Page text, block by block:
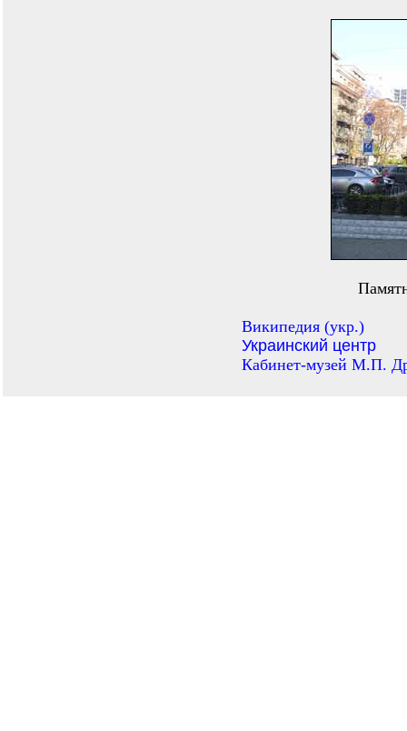
Википедия (укр.)
Украинский центр
Кабинет-музей М.П.